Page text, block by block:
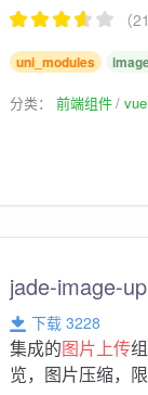
（
uni_modules
分类：前端组件
jade-image-
下载 3228
集成的图片上传
览，图片压缩，